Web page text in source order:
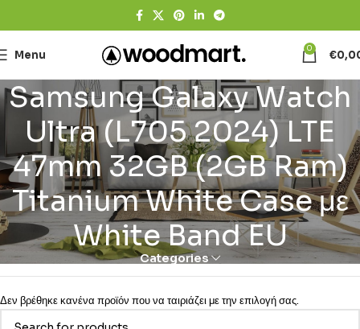
Menu 0 €
Samsung Galaxy Watch
Ultra (L705 2024) LTE
47mm 32GB (2GB Ram)
Titanium White Case με
White Band EU
Categories
Δεν βρέθηκε κανένα προϊόν που να ταιριάζει με την επιλογή σας.